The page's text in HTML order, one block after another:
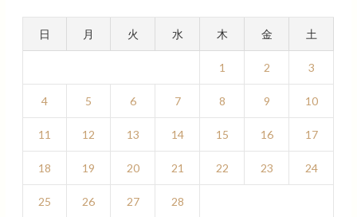
日 月 火 水 木 金 土
1 2 3
4 5 6 7 8 9 10
11 12 13 14 15 16 17
18 19 20 21 22 23 24
25 26 27
28